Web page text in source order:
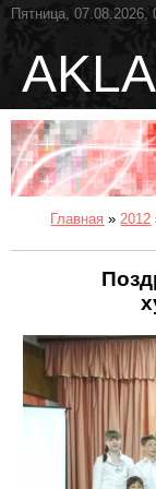
Пятница, 07.08.2026,
Главная » 2012